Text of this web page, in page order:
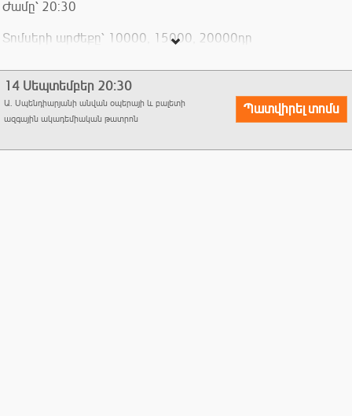
Ժամը՝ 20:30
Տոմսերի արժեքը՝ 10000, 15000, 20000դր
բալետի ազգային ակադեմիական թատրոն ՊՈԱԿ
14 Սեպտեմբեր 20:30
Ա. Սպենդիարյանի անվան օպերայի և բալետի
ազգային ակադեմիական թատրոն
Պատվիրել տոմս